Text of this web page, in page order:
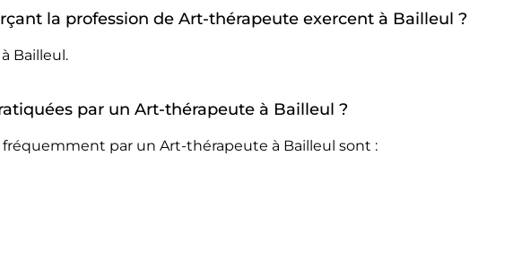
la profession de Art-thérapeute exercent à Bailleul ?
Bailleul.
par un Art-thérapeute à Bailleul ?
fréquemment par un Art-thérapeute à Bailleul sont :